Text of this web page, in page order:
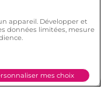
et
par son
appareil. Développer et
données limitées, mesure
mes choix